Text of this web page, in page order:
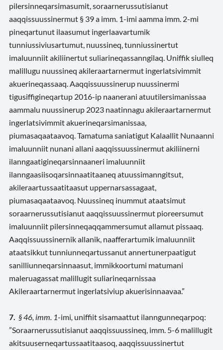
pilersinneqarsimasumit, soraarnerussutisianut
aaqqissuussinermut § 39 a imm. 1-imi aamma imm. 2-mi
pineqartunut ilaasumut ingerlaavartumik
tunniussiviusartumut, nuussineq, tunniussinertut
imaluunniit akiliinertut suliarineqassanngilaq. Uniffik siulleq
malillugu nuussineq akileraartarnermut ingerlatsivimmit
akuerineqassaaq. Aaqqissuussinerup nuussinermi
tigusiffigineqartup 2016-ip naanerani atuutilersimanissaa
aammalu nuussinerup 2023 naatinnagu akileraartarnermut
ingerlatsivimmit akuerineqarsimanissaa,
piumasaqaataavoq. Tamatuma saniatigut Kalaallit Nunaanni
imaluunniit nunani allani aaqqissuussinermut akiliinerni
ilanngaatigineqarsinnaaneri imaluunniit
ilanngaasiisoqarsinnaatitaaneq atuussimanngitsut,
akileraartussaatitaasut uppernarsassagaat,
piumasaqaataavoq. Nuussineq inummut ataatsimut
soraarnerussutisianut aaqqissuussinermut pioreersumut
imaluunniit pilersinneqaqqammersumut allamut pissaaq.
Aaqqissuussinernik allanik, naafferartumik imaluunniit
ataatsikkut tunniunneqartussanut annertunerpaatigut
sanilliunneqarsinnaasut, immikkoortumi matumani
maleruagassat malillugit suliarineqarnissaa
Akileraartarnermut ingerlatsiviup akuerisinnaavaa.”
7. § 46, imm. 1-imi uniffiit sisamaattut ilanngunneqarpoq:
”Soraarnerussutisianut aaqqissuussineq, imm. 5-6 malillugit
akitsuuserneqartussaatitaasoq, aaqqissuussinertut